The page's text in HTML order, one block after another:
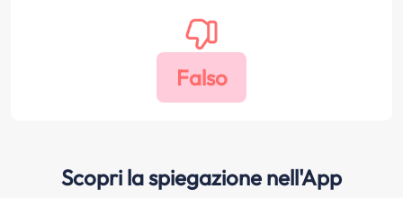
Scopri la spiegazione nell'App